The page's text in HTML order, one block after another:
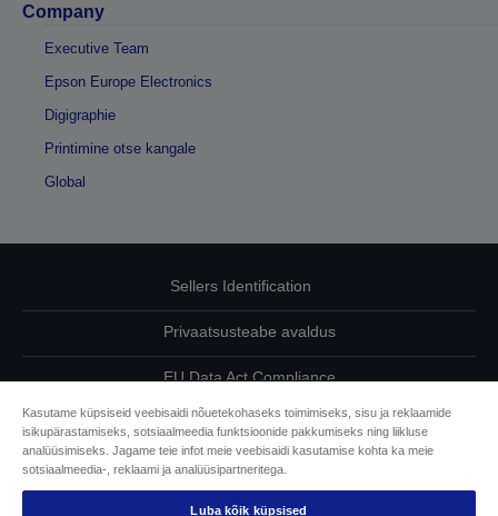
Company
Executive Team
Epson Europe Electronics
Digigraphie
Printimine otse kangale
Global
Sellers Identification
Privaatsusteabe avaldus
EU Data Act Compliance
Võtke meiega oma andmete osas ühendust
Cookie Information
Kasutame küpsiseid veebisaidi nõuetekohaseks toimimiseks, sisu ja reklaamide
isikupärastamiseks, sotsiaalmeedia funktsioonide pakkumiseks ning liikluse
analüüsimiseks. Jagame teie infot meie veebisaidi kasutamise kohta ka meie
sotsiaalmeedia-, reklaami ja analüüsipartneritega.
Luba kõik küpsised